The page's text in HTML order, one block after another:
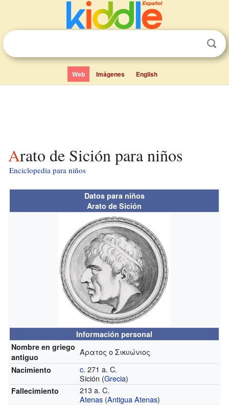
Web Imágenes English
Arato de Sición para niños
Enciclopedia para niños
Datos para niños
Arato de Sición
Información personal
Nombre en griego
antiguo
Άρατος ο Σικυώνιος
Nacimiento c. 271 a. C.
Sición (Grecia)
Fallecimiento
213 a. C.
Atenas (Antigua Atenas)